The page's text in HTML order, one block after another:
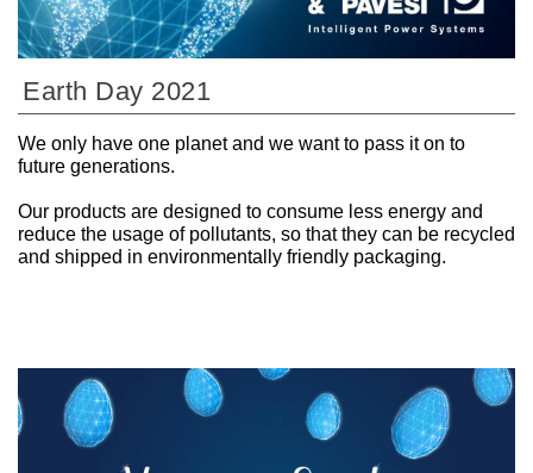
Earth Day 2021
We only have one planet and we want to pass it on to
future generations.
Our products are designed to consume less energy and
reduce the usage of pollutants, so that they can be recycled
and shipped in environmentally friendly packaging.